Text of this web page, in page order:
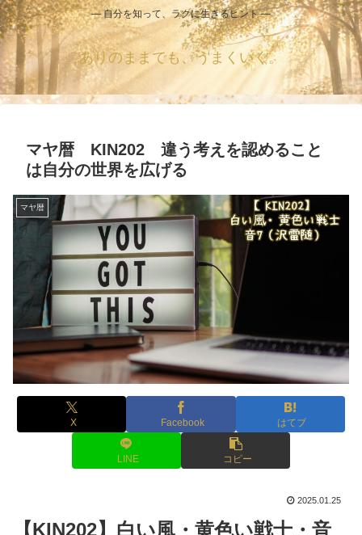
― 自分を知って、ラクに生きるヒント ―
ありのままでも、うまくいく。
マヤ暦 KIN202 違う考えを認めること
は自分の世界を広げる
マヤ暦
X Facebook はてブ
LINE コピー
2025.01.25
【KIN202】白い風・黄色い戦士・音